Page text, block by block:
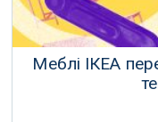
Меблі ІКЕА